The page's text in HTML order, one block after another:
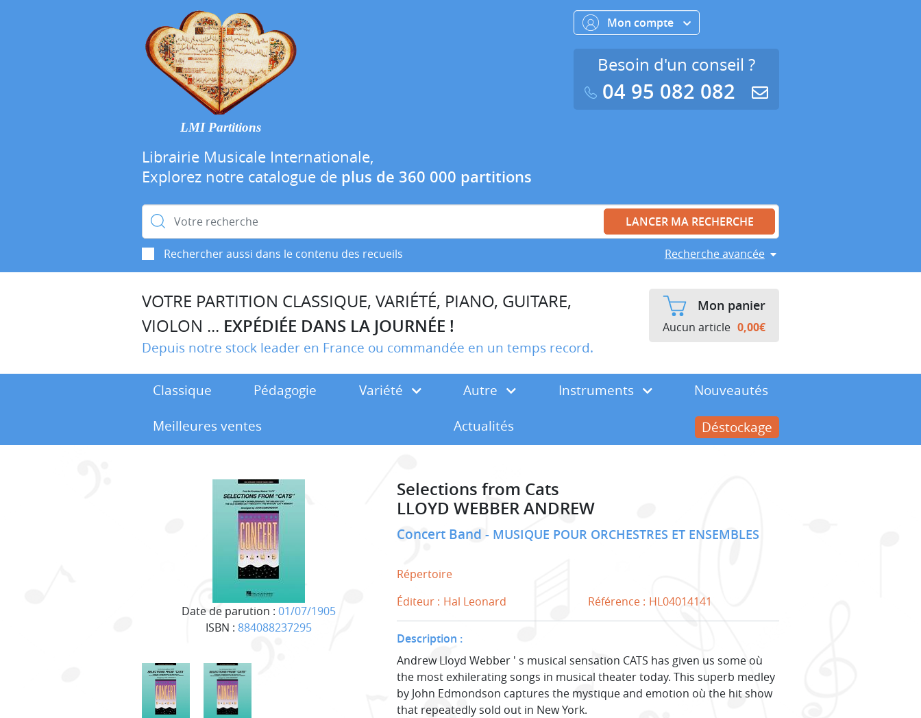
LMI Partitions
Librairie Musicale Internationale,
Explorez notre catalogue de plus de 360 000 partitions
Rechercher :
Rechercher aussi dans le contenu des recueils Recherche avancée
Mon compte
Besoin d'un conseil ?
04 95 082 082
VOTRE PARTITION CLASSIQUE, VARIÉTÉ, PIANO, GUITARE,
VIOLON ... EXPÉDIÉE DANS LA JOURNÉE !
Depuis notre stock leader en France ou commandée en un temps record.
Mon panier
Aucun article 0,00€
Classique Pédagogie Variété Autre Instruments
Nouveautés
Meilleures ventes
Actualités Déstockage
Date de parution : 01/07/1905
ISBN : 884088237295
Selections from Cats
LLOYD WEBBER ANDREW
Concert Band MUSIQUE POUR ORCHESTRES ET ENSEMBLES
Répertoire
Éditeur : Hal Leonard Référence : HL04014141
Description :
Andrew Lloyd Webber ' s musical sensation CATS has given us some où
the most exhilerating songs in musical theater today. This superb medley
by John Edmondson captures the mystique and emotion où the hit show
that repeatedly sold out in New York.